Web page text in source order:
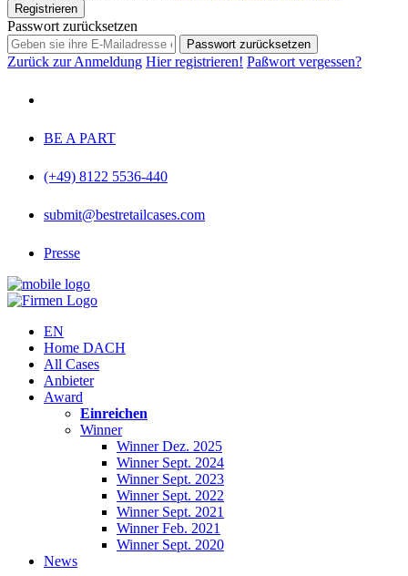
Registrieren
Passwort zurücksetzen
Passwort zurücksetzen
Zurück zur Anmeldung Hier registrieren! Paßwort vergessen?
BE A PART
(+49) 8122 5536-440
submit@bestretailcases.com
Presse
EN
Home DACH
All Cases
Anbieter
Award
Einreichen
Winner
Winner Dez. 2025
Winner Sept. 2024
Winner Sept. 2023
Winner Sept. 2022
Winner Sept. 2021
Winner Feb. 2021
Winner Sept. 2020
News